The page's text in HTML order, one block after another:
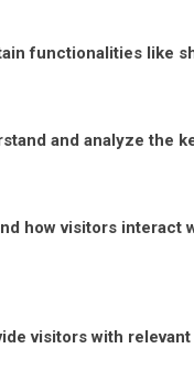
functionalities like
and analyze the
how visitors
visitors with